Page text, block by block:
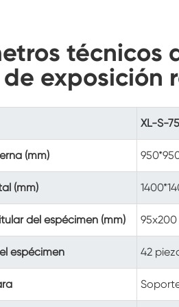
técnicos
exposición
XL-S-
(mm)
(mm)
del espécimen (mm) 95x200
espécimen 42